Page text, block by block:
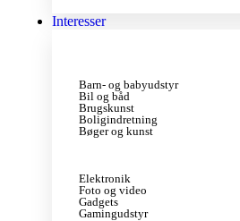
Interesser
Barn- og babyudstyr
Bil og båd
Brugskunst
Boligindretning
Bøger og kunst
Elektronik
Foto og video
Gadgets
Gamingudstyr